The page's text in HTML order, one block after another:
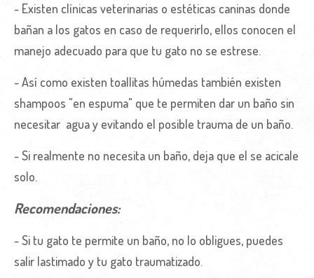
- Existen clínicas veterinarias o estéticas caninas donde
bañan a los gatos en caso de requerirlo, ellos conocen el
manejo adecuado para que tu gato no se estrese.
- Así como existen toallitas húmedas también existen
shampoos "en espuma" que te permiten dar un baño sin
necesitar agua y evitando el posible trauma de un baño.
- Si realmente no necesita un baño, deja que el se acicale
solo.
Recomendaciones:
- Si tu gato te permite un baño, no lo obligues, puedes
salir lastimado y tu gato traumatizado.